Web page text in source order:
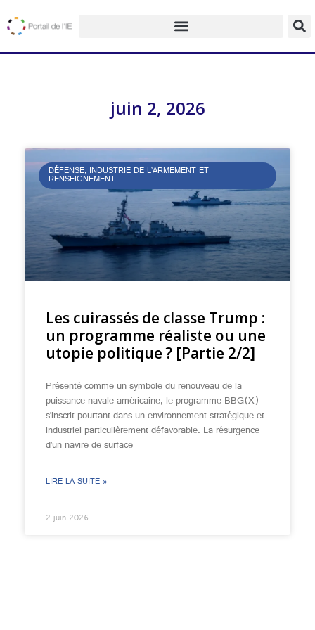
juin 2, 2026
DÉFENSE, INDUSTRIE DE L’ARMEMENT ET
RENSEIGNEMENT
Les cuirassés de classe Trump :
un programme réaliste ou une
utopie politique ? [Partie 2/2]
Présenté comme un symbole du renouveau de la
puissance navale américaine, le programme BBG(X)
s’inscrit pourtant dans un environnement stratégique et
industriel particulièrement défavorable. La résurgence
d’un navire de surface
LIRE LA SUITE »
2 juin 2026